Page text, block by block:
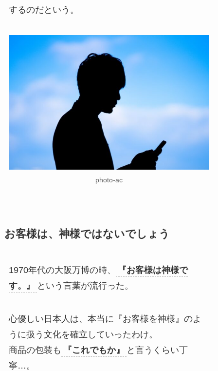
するのだという。
photo-ac
お客様は、神様ではないでしょう
1970年代の大阪万博の時、
『お客様は神様で
す。』
という言葉が流行った。
心優しい日本人は、本当に『お客様を神様』のよ
うに扱う文化を確立していったわけ。
商品の包装も
『これでもか』
と言うくらい丁
寧…。